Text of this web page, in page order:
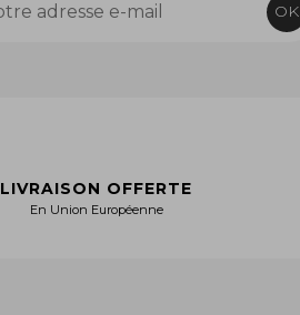
OK
LIVRAISON OFFERTE
En Union Européenne